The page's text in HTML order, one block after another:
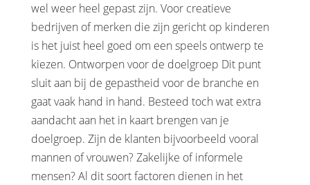
wel weer heel gepast zijn. Voor creatieve
bedrijven of merken die zijn gericht op kinderen
is het juist heel goed om een speels ontwerp te
kiezen. Ontworpen voor de doelgroep Dit punt
sluit aan bij de gepastheid voor de branche en
gaat vaak hand in hand. Besteed toch wat extra
aandacht aan het in kaart brengen van je
doelgroep. Zijn de klanten bijvoorbeeld vooral
mannen of vrouwen? Zakelijke of informele
mensen? Al dit soort factoren dienen in het